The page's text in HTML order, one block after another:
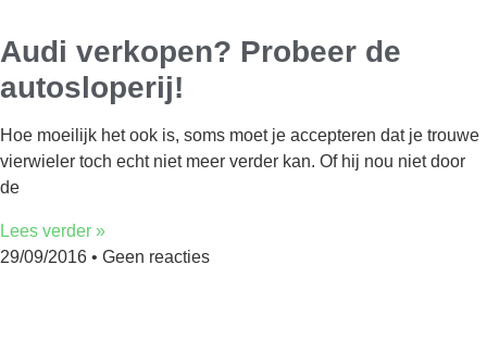
Audi verkopen? Probeer de
autosloperij!
Hoe moeilijk het ook is, soms moet je accepteren dat je trouwe
vierwieler toch echt niet meer verder kan. Of hij nou niet door
de
Lees verder »
29/09/2016
Geen reacties